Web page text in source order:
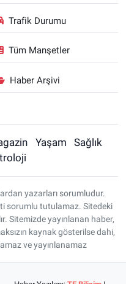
Trafik Durumu
Tüm Manşetler
Haber Arşivi
Yaşam
Sağlık
yazarları sorumludur.
sorumlu tutulamaz. Sitedeki
Sitemizde yayınlanan haber,
kaynak gösterilse dahi,
ve yayınlanamaz